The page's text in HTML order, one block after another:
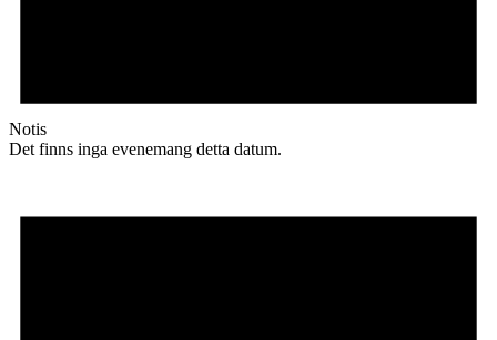
Notis
Det finns inga evenemang detta datum.